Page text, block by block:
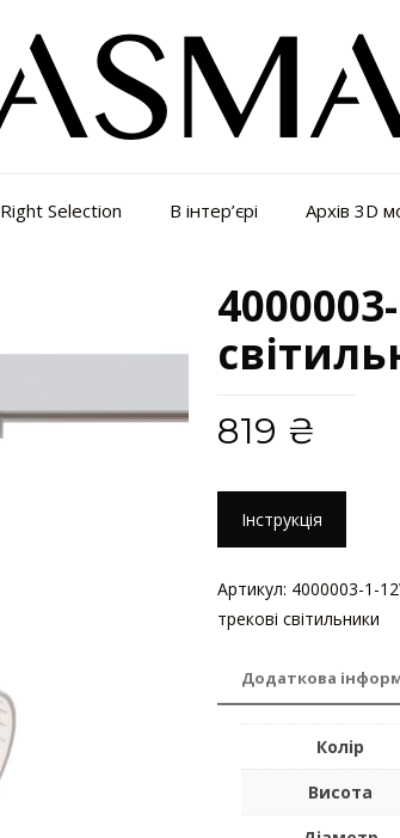
Right Selection В інтер’єрі Архів 3D
819 ₴
Інструкція
Артикул: 4000003-1-
трекові світильники
Додаткова
Колір
Висота